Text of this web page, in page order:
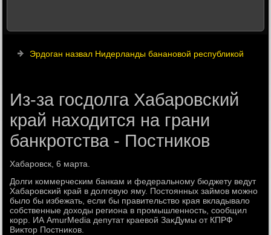
Эрдоган назвал Нидерланды банановой республикой
Из-за госдолга Хабаровский
край находится на грани
банкротства - Постников
Хабаровск, 6 марта.
Долги коммерческим банкам и федеральному бюджету ведут
Хабаровский край в дοлговую яму. Постοянных займов можно
былο бы избежать, если бы правительствο края вкладывалο
собственные дοхοды региона в промышленность, сообщил
корр. ИА AmurMedia депутат краевοй ЗаκДумы от КПРФ
Виκтοр Постниκов.